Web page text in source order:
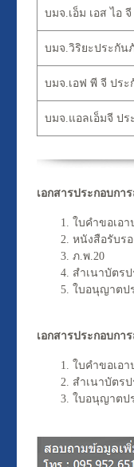
บมจ.เอ็ม เอส ไอ
บมจ.วิริยะประกัน
บมจ.เอฟ พี จี ประ
บมจ.แอลเอ็มจี ปร
เอกสารประกอบก
1. ใบคำขอเอ
2. หนังสือรับร
3. ภ.พ.20
4. สำเนาบัตร
5. ใบอนุญาตป
เอกสารประกอบก
1. ใบคำขอเอ
2. สำเนาบัตร
3. ใบอนุญาตป